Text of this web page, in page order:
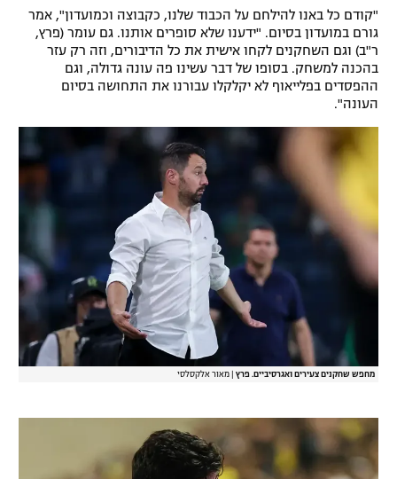
מדיניות פרטיות
תקנון פעילות ספורט 1
רשיון להקרנה פומבית לבית עסק
הצטרפות לחבילת הערוצים
לוח דרושים – ג'ובנט
תגיות
המגזין
גיימינג E-Sports
"קודם כל באנו להילחם על הכבוד שלנו, כקבוצה וכמועדון", אמר
גורם במועדון בסיום. "ידענו שלא סופרים אותנו. גם עומר (פרץ,
ר"ב) וגם השחקנים לקחו אישית את כל הדיבורים, וזה רק עזר
בהכנה למשחק. בסופו של דבר עשינו פה עונה גדולה, וגם
ההפסדים בפלייאוף לא יקלקלו עבורנו את התחושה בסיום
העונה".
מחפש שחקנים צעירים ואגרסיביים. פרץ מאור אלקסלסי